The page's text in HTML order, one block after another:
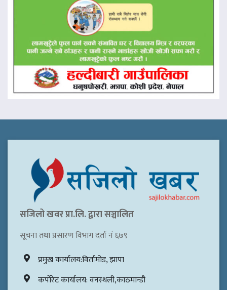
सजिलो खवर प्रा.लि. द्वारा सञ्चालित
सूचना तथा प्रसारण विभाग दर्ता नं ६७९
प्रमुख कार्यालय:विर्तामोड, झापा
कर्पोरेट कार्यालय: वनस्थली,काठमान्डौ